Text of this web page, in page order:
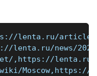
lenta.ru/articles/
news/
,https://lenta.ru/
Moscow,https://